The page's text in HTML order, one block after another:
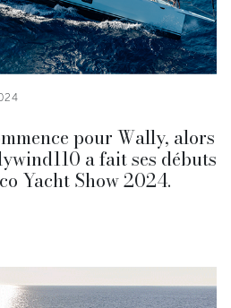
pour Wally, alors
a fait ses débuts
Yacht Show 2024.